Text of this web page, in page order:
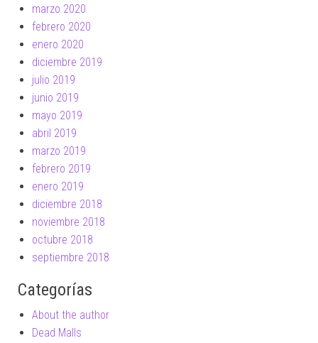
marzo 2020
febrero 2020
enero 2020
diciembre 2019
julio 2019
junio 2019
mayo 2019
abril 2019
marzo 2019
febrero 2019
enero 2019
diciembre 2018
noviembre 2018
octubre 2018
septiembre 2018
Categorías
About the author
Dead Malls